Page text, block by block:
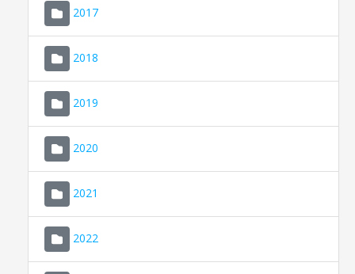
2017
2018
2019
2020
2021
2022